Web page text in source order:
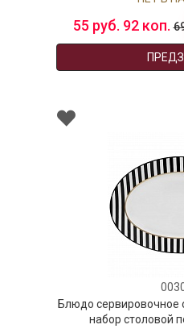
55 руб. 92 коп.
Блюдо сервировочное
набор столовой